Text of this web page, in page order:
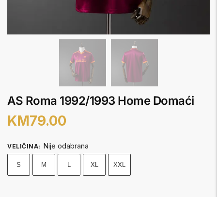
AS Roma 1992/1993 Home Domaći
KM79.00
VELIČINA: Nije odabrana
S M L XL XXL